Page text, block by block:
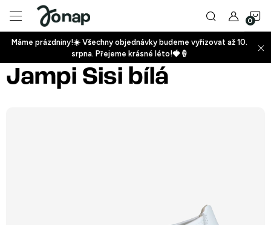
obsah
+
Máme prázdniny!☀️ Všechny objednávky budeme vyřizovat až 10.
srpna. Přejeme krásné léto!🍓🍦
Jampi Sisi bílá